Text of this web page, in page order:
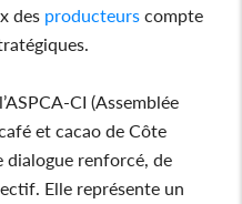
des producteurs compte
CI (Assemblée
et cacao de Côte
dialogue renforcé, de
Elle représente un